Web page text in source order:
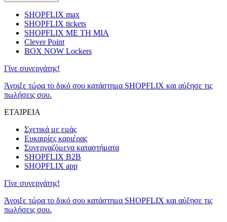
SHOPFLIX max
SHOPFLIX tickets
SHOPFLIX ΜΕ ΤΗ ΜΙΑ
Clever Point
BOX NOW Lockers
Γίνε συνεργάτης!
Άνοιξε τώρα το δικό σου κατάστημα SHOPFLIX και αύξησε τις
πωλήσεις σου.
ΕΤΑΙΡΕΙΑ
Σχετικά με εμάς
Ευκαιρίες καριέρας
Συνεργαζόμενα καταστήματα
SHOPFLIX B2B
SHOPFLIX app
Γίνε συνεργάτης!
Άνοιξε τώρα το δικό σου κατάστημα SHOPFLIX και αύξησε τις
πωλήσεις σου.